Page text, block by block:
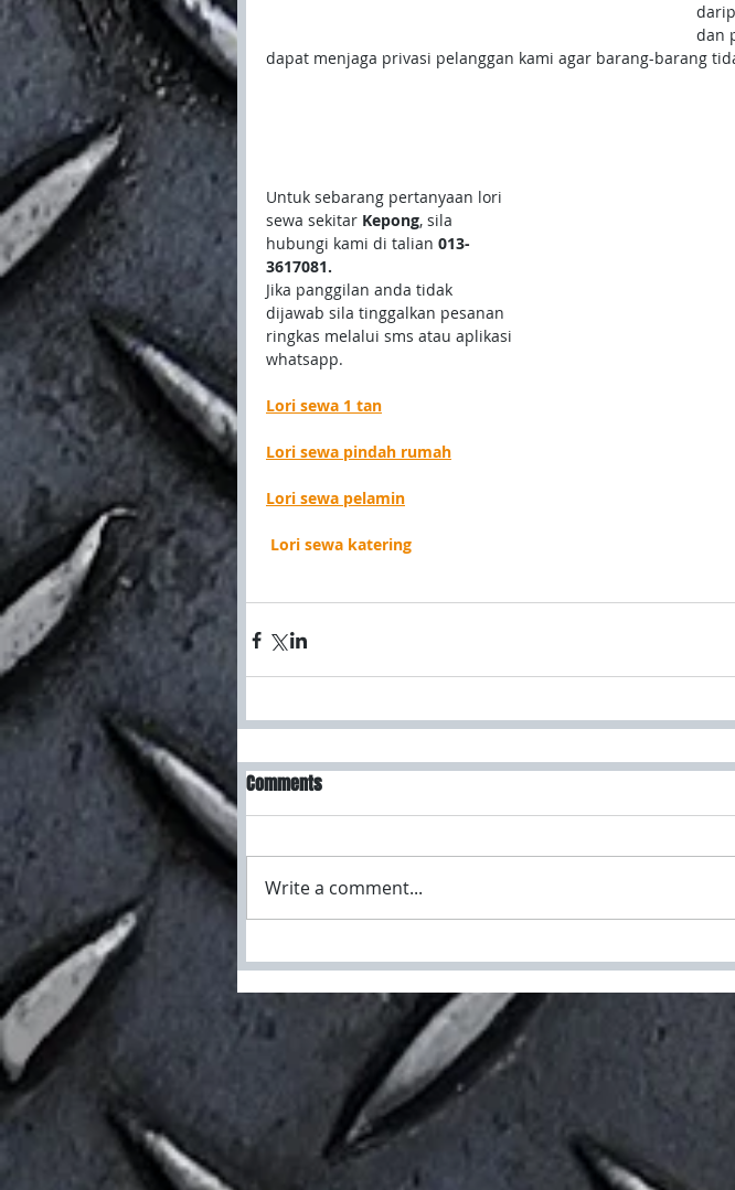
dan
dapat menjaga privasi pelanggan kami agar barang-barang
Untuk sebarang pertanyaan lori
sewa sekitar Kepong, sila
hubungi kami di talian 013-
3617081.
Jika panggilan anda tidak
dijawab sila tinggalkan pesanan
ringkas melalui sms atau aplikasi
whatsapp.
Lori sewa 1 tan
Lori sewa pindah rumah
Lori sewa pelamin
Lori sewa katering
Comments
Write a comment...